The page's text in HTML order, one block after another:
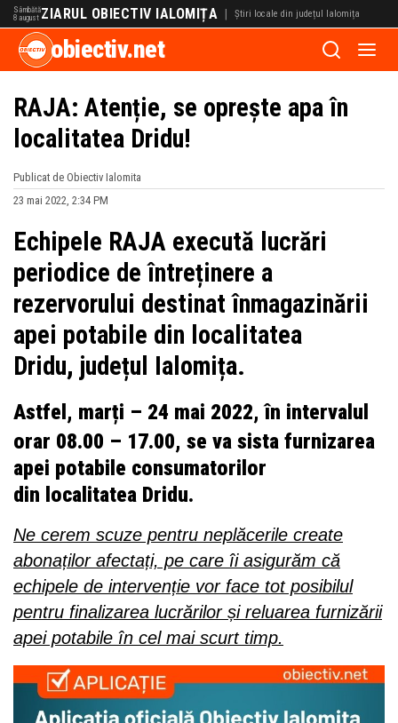
Sâmbătă
8 august ZIARUL OBIECTIV IALOMIȚA | Știri locale din județul Ialomița
obiectiv.net
RAJA: Atenție, se oprește apa în
localitatea Dridu!
Publicat de Obiectiv Ialomita
23 mai 2022, 2:34 PM
Echipele RAJA execută lucrări
periodice de întreținere a
rezervorului destinat înmagazinării
apei potabile din localitatea
Dridu, județul Ialomița.
Astfel, marți – 24 mai 2022, în intervalul
orar 08.00 – 17.00, se va sista furnizarea
apei potabile consumatorilor
din localitatea Dridu.
Ne cerem scuze pentru neplăcerile create
abonaților afectați, pe care îi asigurăm că
echipele de intervenție vor face tot posibilul
pentru finalizarea lucrărilor și reluarea furnizării
apei potabile în cel mai scurt timp.